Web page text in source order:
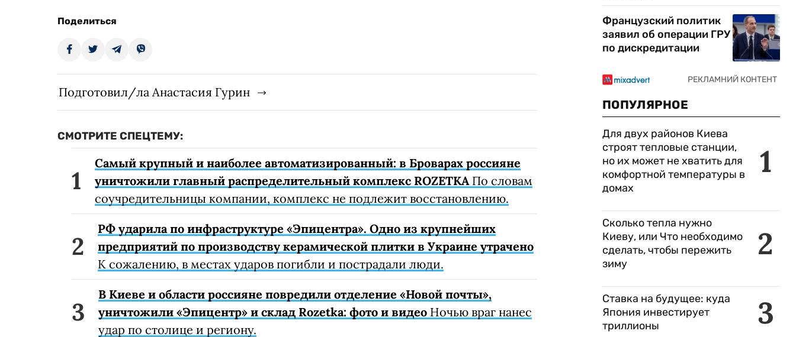
Поделиться
Подготовил/ла Анастасия Гурин
СМОТРИТЕ СПЕЦТЕМУ:
Самый крупный и наиболее автоматизированный: в Броварах россияне
уничтожили главный распределительный комплекс ROZETKAПо словам
соучредительницы компании, комплекс не подлежит восстановлению.
РФ ударила по инфраструктуре «Эпицентра». Одно из крупнейших
предприятий по производству керамической плитки в Украине утрачено
К сожалению, в местах ударов погибли и пострадали люди.
В Киеве и области россияне повредили отделение «Новой почты»,
уничтожили «Эпицентр» и склад Rozetka: фото и видео Ночью враг нанес
удар по столице и региону.
Французский политик
заявил об операции ГРУ
по дискредитации
ПОПУЛЯРНОЕ
1
Для двух районов Киева
строят тепловые станции,
но их может не хватить для
комфортной температуры в
домах
2
Сколько тепла нужно
Киеву, или Что необходимо
сделать, чтобы пережить
зиму
3
Ставка на будущее: куда
Япония инвестирует
триллионы